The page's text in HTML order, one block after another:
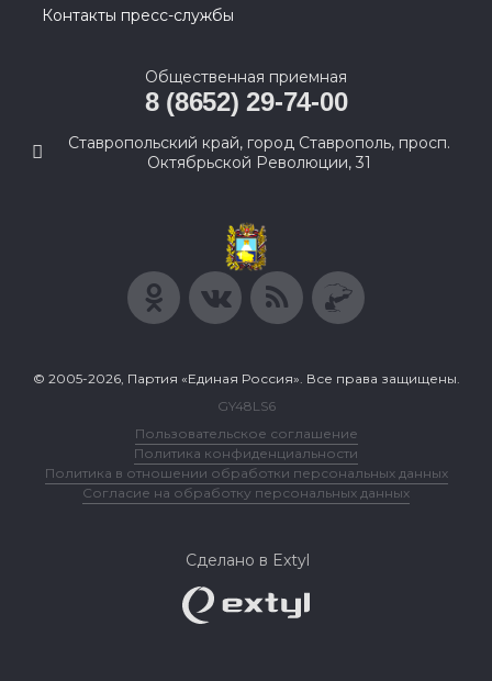
Контакты пресс-службы
Общественная приемная
8 (8652) 29-74-00
Ставропольский край, город Ставрополь, просп.
Октябрьской Революции, 31
© 2005-2026, Партия «Единая Россия». Все права защищены.
GY48LS6
Пользовательское соглашение
Политика конфиденциальности
Политика в отношении обработки персональных данных
Согласие на обработку персональных данных
Сделано в Extyl